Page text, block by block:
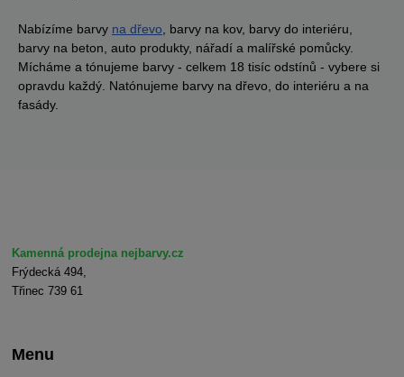
Nabízíme barvy na dřevo , barvy na kov, barvy do interiéru,
barvy na beton, auto produkty, nářadí a malířské pomůcky.
Mícháme a tónujeme barvy - celkem 18 tisíc odstínů - vybere si
opravdu každý. Natónujeme barvy na dřevo, do interiéru a na
fasády.
Kamenná prodejna nejbarvy.cz
Frýdecká 494,
Třinec 739 61
Menu